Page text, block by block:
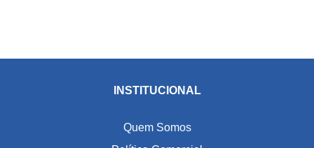
INSTITUCIONAL
Quem Somos